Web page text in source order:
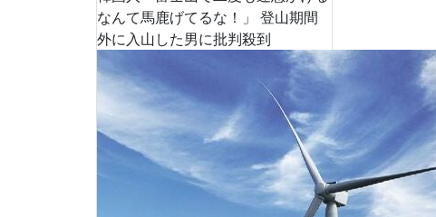
なんて馬鹿げてるな！」 登山期間
外に入山した男に批判殺到